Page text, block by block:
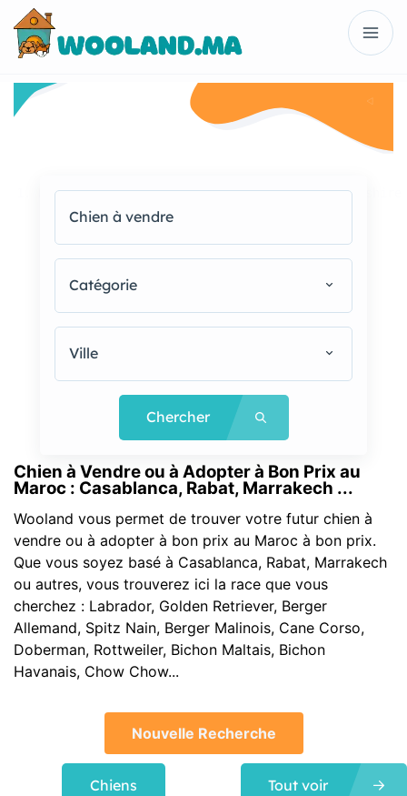
1. Berger Australien 2. Berger Belge 3. Staffordshire
Catégorie
Ville
Chercher
Chien à Vendre ou à Adopter à Bon Prix au
Maroc : Casablanca, Rabat, Marrakech ...
Wooland vous permet de trouver votre futur chien à
vendre ou à adopter à bon prix au Maroc à bon prix.
Que vous soyez basé à Casablanca, Rabat, Marrakech
ou autres, vous trouverez ici la race que vous
cherchez : Labrador, Golden Retriever, Berger
Allemand, Spitz Nain, Berger Malinois, Cane Corso,
Doberman, Rottweiler, Bichon Maltais, Bichon
Havanais, Chow Chow...
Nouvelle Recherche
Chiens Tout voir